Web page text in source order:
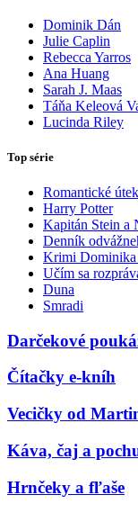
Dominik Dán
Julie Caplin
Rebecca Yarros
Ana Huang
Sarah J. Maas
Táňa Keleová
Lucinda Riley
Top série
Romantické
Harry Potter
Kapitán Stein a
Denník
Krimi Dominika
Učím sa
Duna
Smradi
Darčekové
Čítačky e-kníh
Vecičky od
Káva, čaj a
Hrnčeky a fľaše